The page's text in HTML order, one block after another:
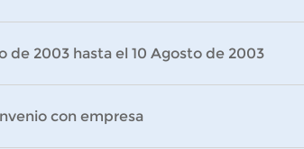
de 2003 hasta el 10 Agosto de 2003
con empresa